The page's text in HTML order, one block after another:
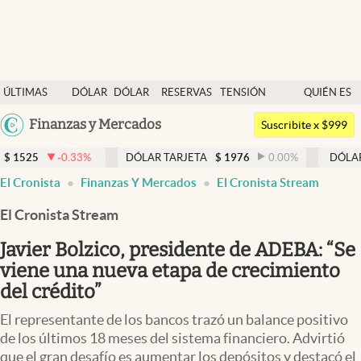
ÚLTIMAS
NOTICIAS
DÓLAR
DÓLAR
RESERVAS
TENSIÓN
GEOPOLÍTICA
QUIÉN ES
QUIÉN
Argentina
Uruguay
Finanzas y Mercados
Dólar
Members
Economía y Política
Finanzas y Mercados
Mercados Online
Negocios
Columnistas
Apertura
Suscribite x $999
-0.33% DÓLAR TARJETA $ 1976 0.00% DÓLAR MEP $
El Cronista Finanzas Y Mercados El Cronista Stream
El Cronista Stream
Javier Bolzico, presidente de ADEBA: “Se
viene una nueva etapa de crecimiento
del crédito”
El representante de los bancos trazó un balance positivo
de los últimos 18 meses del sistema financiero. Advirtió
que el gran desafío es aumentar los depósitos y destacó el